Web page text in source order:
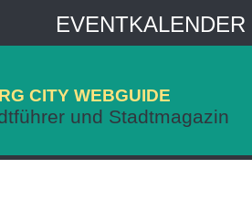
CITY WEBGUIDE
und Stadtmagazin
EVENTKALENDER